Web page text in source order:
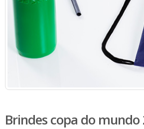
Brindes copa do mundo